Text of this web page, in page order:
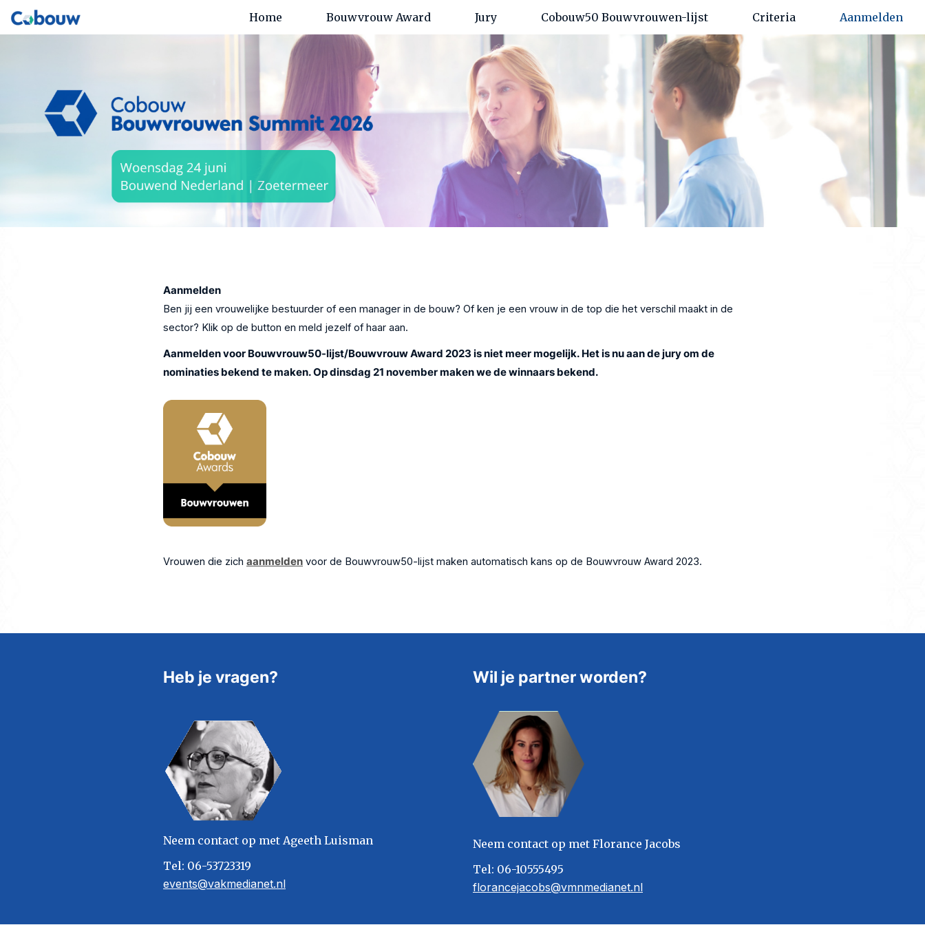
Home Bouwvrouw Award Jury Cobouw50 Bouwvrouwen-lijst Criteria Aanmelden
Aanmelden
Ben jij een vrouwelijke bestuurder of een manager in de bouw? Of ken je een vrouw in de top die het verschil maakt in de
sector? Klik op de button en meld jezelf of haar aan.
Aanmelden voor Bouwvrouw50-lijst/Bouwvrouw Award 2023 is niet meer mogelijk. Het is nu aan de jury om de
nominaties bekend te maken. Op dinsdag 21 november maken we de winnaars bekend.
Vrouwen die zich aanmelden voor de Bouwvrouw50-lijst maken automatisch kans op de Bouwvrouw Award 2023.
Heb je vragen?
Neem contact op met Ageeth Luisman
Tel: 06-53723319
events@vakmedianet.nl
Wil je partner worden?
Neem contact op met Florance Jacobs
Tel: 06-10555495
florancejacobs@vmnmedianet.nl